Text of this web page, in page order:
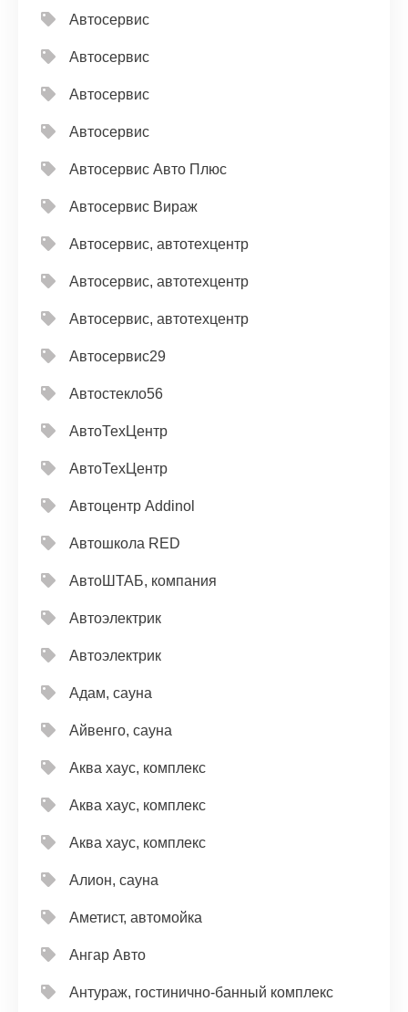
Автосервис
Автосервис
Автосервис
Автосервис
Автосервис Авто Плюс
Автосервис Вираж
Автосервис, автотехцентр
Автосервис, автотехцентр
Автосервис, автотехцентр
Автосервис29
Автостекло56
АвтоТехЦентр
АвтоТехЦентр
Автоцентр Addinol
Автошкола RED
АвтоШТАБ, компания
Автоэлектрик
Автоэлектрик
Адам, сауна
Айвенго, сауна
Аква хаус, комплекс
Аква хаус, комплекс
Аква хаус, комплекс
Алион, сауна
Аметист, автомойка
Ангар Авто
Антураж, гостинично-банный комплекс